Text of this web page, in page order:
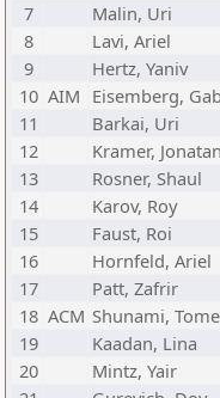
7
Malin, Uri
8
Lavi, Ariel
9
Hertz, Yaniv
10 AIM Eisemberg,
11
Barkai, Uri
12
Kramer, Jonatan
13
Rosner, Shaul
14
Karov, Roy
15
Faust, Roi
16
Hornfeld, Ariel
17
Patt, Zafrir
18 ACM Shunami,
19
Kaadan, Lina
20
Mintz, Yair